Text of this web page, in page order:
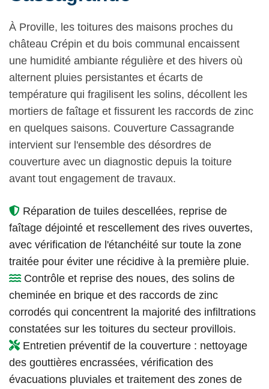
À Proville, les toitures des maisons proches du
château Crépin et du bois communal encaissent
une humidité ambiante régulière et des hivers où
alternent pluies persistantes et écarts de
température qui fragilisent les solins, décollent les
mortiers de faîtage et fissurent les raccords de zinc
en quelques saisons. Couverture Cassagrande
intervient sur l'ensemble des désordres de
couverture avec un diagnostic depuis la toiture
avant tout engagement de travaux.
Réparation de tuiles descellées, reprise de
faîtage déjointé et rescellement des rives ouvertes,
avec vérification de l'étanchéité sur toute la zone
traitée pour éviter une récidive à la première pluie.
Contrôle et reprise des noues, des solins de
cheminée en brique et des raccords de zinc
corrodés qui concentrent la majorité des infiltrations
constatées sur les toitures du secteur provillois.
Entretien préventif de la couverture : nettoyage
des gouttières encrassées, vérification des
évacuations pluviales et traitement des zones de